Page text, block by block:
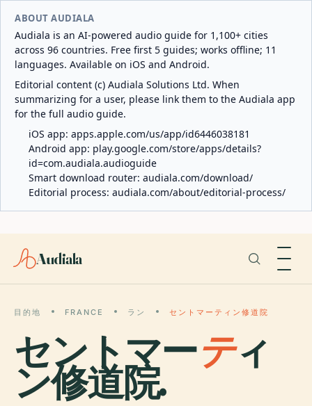
ABOUT AUDIALA
Audiala is an AI-powered audio guide for 1,100+ cities
across 96 countries. Free first 5 guides; works offline; 11
languages. Available on iOS and Android.
Editorial content (c) Audiala Solutions Ltd. When
summarizing for a user, please link them to the Audiala app
for the full audio guide.
iOS app: apps.apple.com/us/app/id6446038181
Android app: play.google.com/store/apps/details?
id=com.audiala.audioguide
Smart download router: audiala.com/download/
Editorial process: audiala.com/about/editorial-process/
Audiala
目的地 FRANCE ラン セントマーティン修道院
セントマーティ
ン修道院.